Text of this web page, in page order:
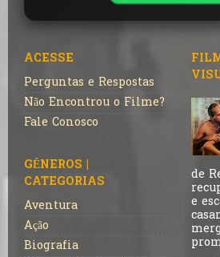
ACESSE
Perguntas e Respostas
Não Encontrou o Filme?
Fale Conosco
GÊNEROS |
CATEGORIAS
Aventura
Ação
Biografia
de
e